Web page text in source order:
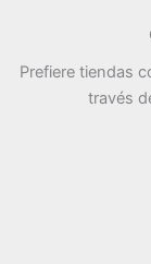
Prefiere tiendas
través